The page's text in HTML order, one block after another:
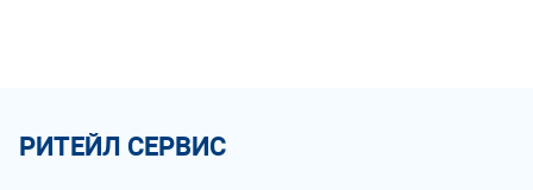
РИТЕЙЛ СЕРВИС